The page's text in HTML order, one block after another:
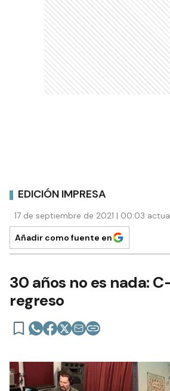
EDICIÓN IMPRESA
17 de septiembre de 2021 | 00:03
Añadir como fuente en
30 años no es nada:
regreso